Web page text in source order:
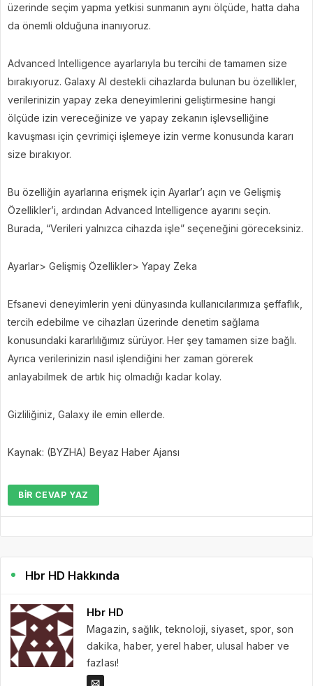
üzerinde seçim yapma yetkisi sunmanın aynı ölçüde, hatta daha
da önemli olduğuna inanıyoruz.
Advanced Intelligence ayarlarıyla bu tercihi de tamamen size
bırakıyoruz. Galaxy AI destekli cihazlarda bulunan bu özellikler,
verilerinizin yapay zeka deneyimlerini geliştirmesine hangi
ölçüde izin vereceğinize ve yapay zekanın işlevselliğine
kavuşması için çevrimiçi işlemeye izin verme konusunda kararı
size bırakıyor.
Bu özelliğin ayarlarına erişmek için Ayarlar’ı açın ve Gelişmiş
Özellikler’i, ardından Advanced Intelligence ayarını seçin.
Burada, “Verileri yalnızca cihazda işle” seçeneğini göreceksiniz.
Ayarlar> Gelişmiş Özellikler> Yapay Zeka
Efsanevi deneyimlerin yeni dünyasında kullanıcılarımıza şeffaflık,
tercih edebilme ve cihazları üzerinde denetim sağlama
konusundaki kararlılığımız sürüyor. Her şey tamamen size bağlı.
Ayrıca verilerinizin nasıl işlendiğini her zaman görerek
anlayabilmek de artık hiç olmadığı kadar kolay.
Gizliliğiniz, Galaxy ile emin ellerde.
Kaynak: (BYZHA) Beyaz Haber Ajansı
BIR CEVAP YAZ
Hbr HD Hakkında
Hbr HD
Magazin, sağlık, teknoloji, siyaset, spor, son
dakika, haber, yerel haber, ulusal haber ve
fazlası!